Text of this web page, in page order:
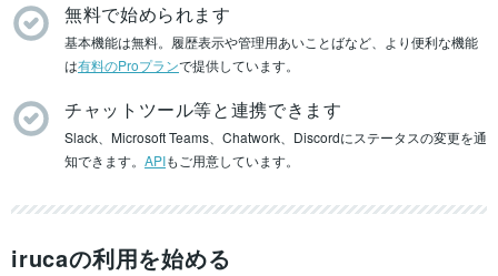
無料で始められます
基本機能は無料。履歴表示や管理用あいことばなど、より便利な機能
は有料のProプランで提供しています。
チャットツール等と連携できます
Slack、Microsoft Teams、Chatwork、Discordにステータスの変更を通
知できます。 APIもご用意しています。
irucaの利用を始める